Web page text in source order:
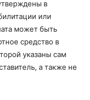
в
или
может быть
средство в
указаны сам
а также не